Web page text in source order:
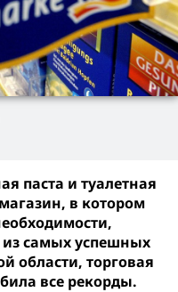
паста и туалетная
в котором
из самых успешных
области, торговая
все рекорды.